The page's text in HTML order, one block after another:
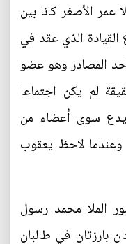
الأصغر كانا بين
الذي عقد في
المصادر وهو عضو
لم يكن اجتماعا
يدع سوى أعضاء من
وعندما لاحظ يعقوب
الملا محمد رسول
بارزتان في طالبان